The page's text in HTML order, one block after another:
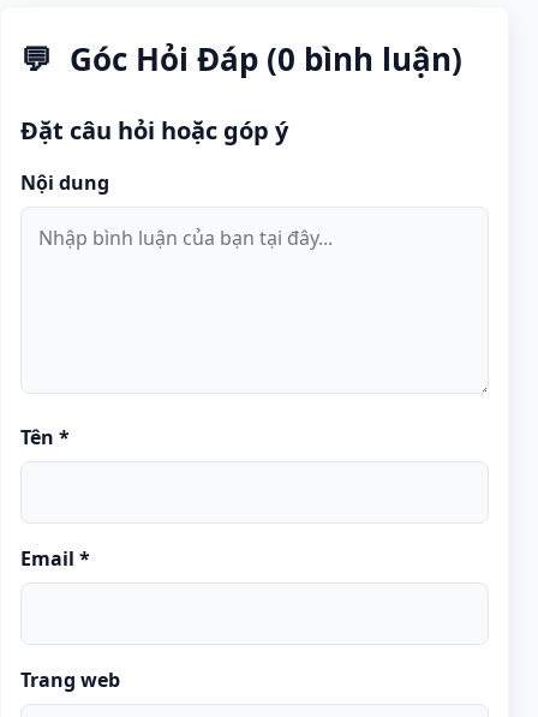
Góc Hỏi Đáp (0 bình luận)
Đặt câu hỏi hoặc góp ý
Nội dung
Tên *
Email *
Trang web